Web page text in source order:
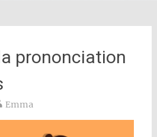
prononciation
Emma